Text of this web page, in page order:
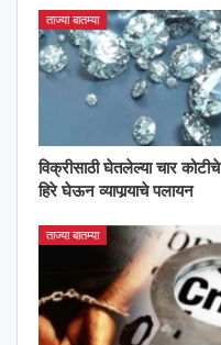
ताज्या बातम्या
विक्रीसाठी घेतलेल्या चार कोटीचे
हिरे घेऊन व्यापार्‍याचे पलायन
ताज्या बातम्या